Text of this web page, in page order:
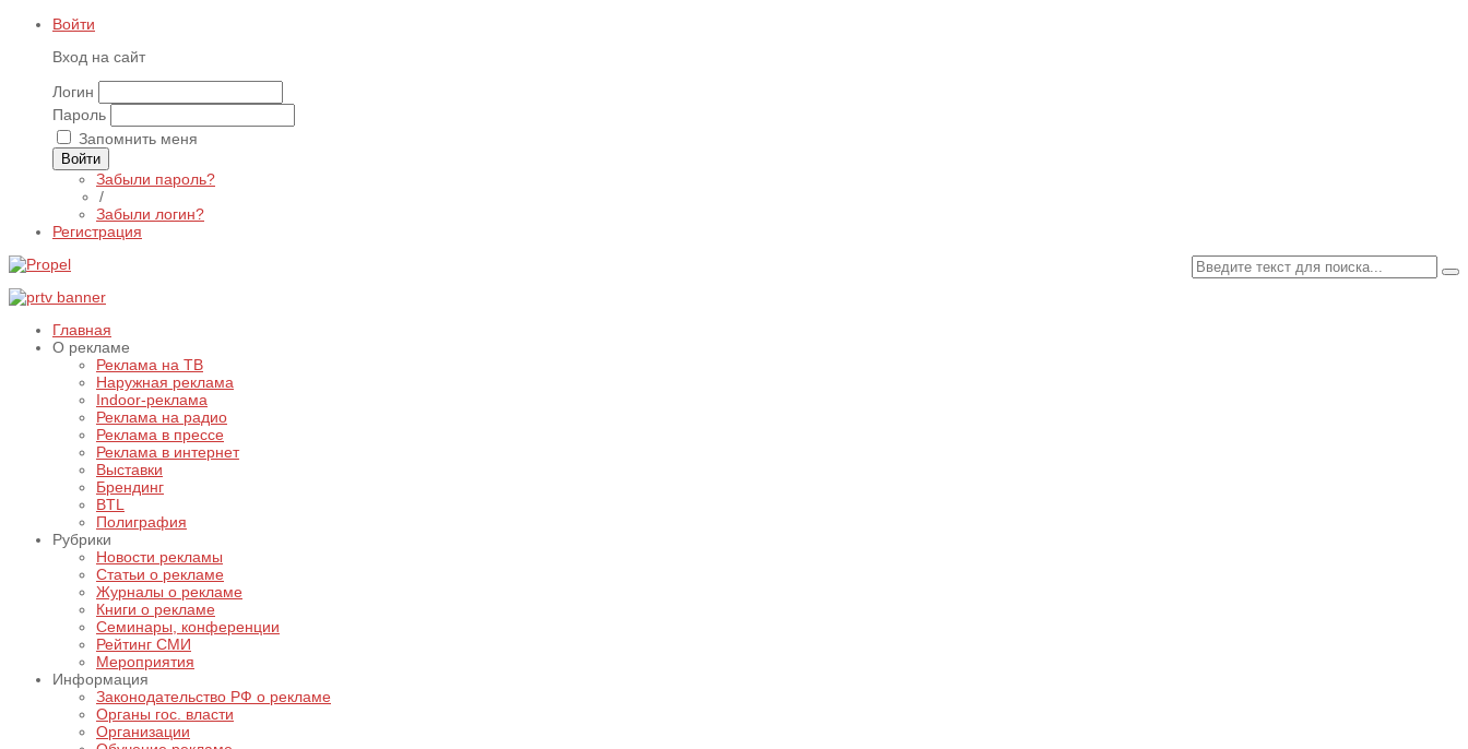
Войти
Вход на сайт
Логин
Пароль
Запомнить меня
Войти
Забыли пароль?
/
Забыли логин?
Регистрация
Главная
О рекламе
Реклама на ТВ
Наружная реклама
Indoor-реклама
Реклама на радио
Реклама в прессе
Реклама в интернет
Выставки
Брендинг
BTL
Полиграфия
Рубрики
Новости рекламы
Статьи о рекламе
Журналы о рекламе
Книги о рекламе
Семинары, конференции
Рейтинг СМИ
Мероприятия
Информация
Законодательство РФ о рекламе
Органы гос. власти
Организации